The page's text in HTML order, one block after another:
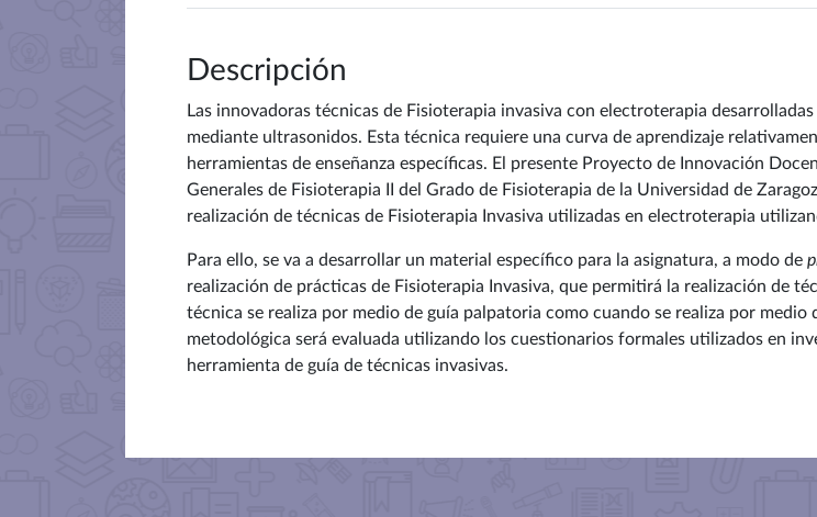
Descripción
Las innovadoras técnicas de Fisioterapia invasiva con electroterapia
mediante ultrasonidos. Esta técnica requiere una curva de aprendizaje
herramientas de enseñanza específicas. El presente Proyecto de Innovación
Generales de Fisioterapia II del Grado de Fisioterapia de la Universidad de
realización de técnicas de Fisioterapia Invasiva utilizadas en electroterapia
Para ello, se va a desarrollar un material específico para la asignatura, a modo de
realización de prácticas de Fisioterapia Invasiva, que permitirá la realización de
técnica se realiza por medio de guía palpatoria como cuando se realiza por medio
metodológica será evaluada utilizando los cuestionarios formales utilizados en
herramienta de guía de técnicas invasivas.